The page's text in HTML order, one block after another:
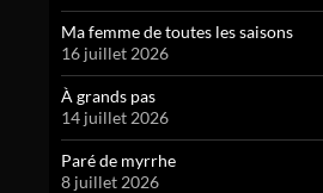
Ma femme de toutes les saisons
16 juillet 2026
À grands pas
14 juillet 2026
Paré de myrrhe
8 juillet 2026